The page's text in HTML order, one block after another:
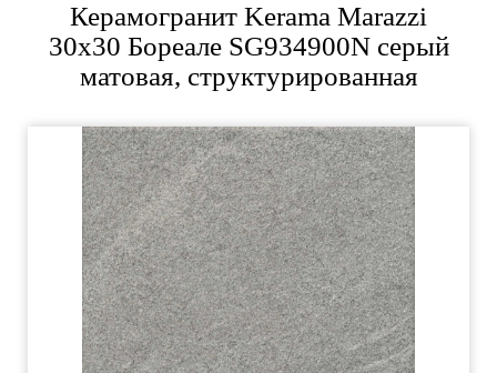
Керамогранит Kerama Marazzi
30x30 Бореале SG934900N серый
матовая, структурированная